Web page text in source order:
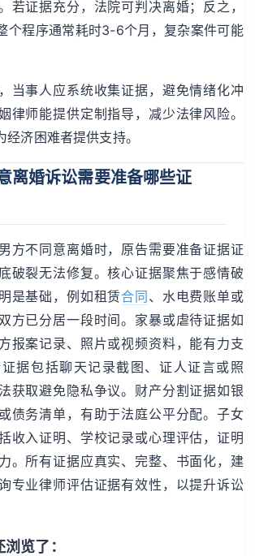
若证据充分，法院可判决离婚；反之，
个程序通常耗时3-6个月，复杂案件可能
当事人应系统收集证据，避免情绪化冲
律师能提供定制指导，减少法律风险。
济困难者提供支持。
离婚诉讼需要准备哪些证
方不同意离婚时，原告需要准备证据证
破裂无法修复。核心证据聚焦于感情破
是基础，例如租赁合同、水电费账单或
方已分居一段时间。家暴或虐待证据如
报案记录、照片或视频资料，能有力支
据包括聊天记录截图、证人证言或照
获取避免隐私争议。财产分割证据如银
债务清单，有助于法庭公平分配。子女
收入证明、学校记录或心理评估，证明
。所有证据应真实、完整、书面化，建
专业律师评估证据有效性，以提升诉讼
览了：